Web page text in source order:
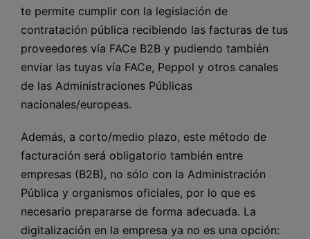
te permite cumplir con la legislación de
contratación pública recibiendo las facturas de tus
proveedores vía FACe B2B y pudiendo también
enviar las tuyas vía FACe, Peppol y otros canales
de las Administraciones Públicas
nacionales/europeas.
Además, a corto/medio plazo, este método de
facturación será obligatorio también entre
empresas (B2B), no sólo con la Administración
Pública y organismos oficiales, por lo que es
necesario prepararse de forma adecuada. La
digitalización en la empresa ya no es una opción: